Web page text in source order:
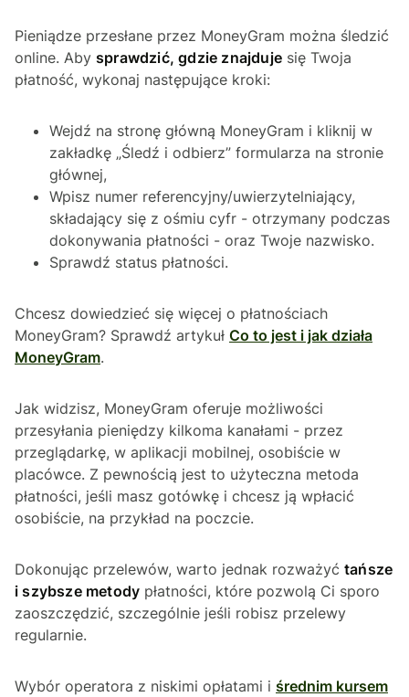
Pieniądze przesłane przez MoneyGram można śledzić
online. Aby sprawdzić, gdzie znajduje się Twoja
płatność, wykonaj następujące kroki:
Wejdź na stronę główną MoneyGram i kliknij w
zakładkę „Śledź i odbierz” formularza na stronie
głównej,
Wpisz numer referencyjny/uwierzytelniający,
składający się z ośmiu cyfr - otrzymany podczas
dokonywania płatności - oraz Twoje nazwisko.
Sprawdź status płatności.
Chcesz dowiedzieć się więcej o płatnościach
MoneyGram? Sprawdź artykuł Co to jest i jak działa
MoneyGram.
Jak widzisz, MoneyGram oferuje możliwości
przesyłania pieniędzy kilkoma kanałami - przez
przeglądarkę, w aplikacji mobilnej, osobiście w
placówce. Z pewnością jest to użyteczna metoda
płatności, jeśli masz gotówkę i chcesz ją wpłacić
osobiście, na przykład na poczcie.
Dokonując przelewów, warto jednak rozważyć tańsze
i szybsze metody płatności, które pozwolą Ci sporo
zaoszczędzić, szczególnie jeśli robisz przelewy
regularnie.
Wybór operatora z niskimi opłatami i średnim kursem